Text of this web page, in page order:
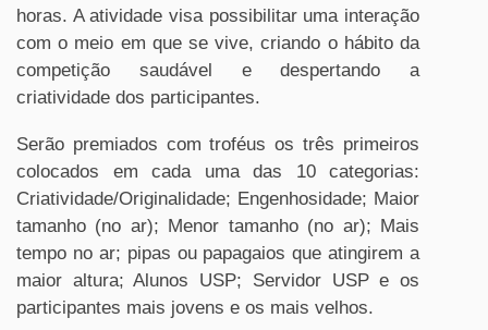
horas. A atividade visa possibilitar uma interação
com o meio em que se vive, criando o hábito da
competição saudável e despertando a
criatividade dos participantes.
Serão premiados com troféus os três primeiros
colocados em cada uma das 10 categorias:
Criatividade/Originalidade; Engenhosidade; Maior
tamanho (no ar); Menor tamanho (no ar); Mais
tempo no ar; pipas ou papagaios que atingirem a
maior altura; Alunos USP; Servidor USP e os
participantes mais jovens e os mais velhos.